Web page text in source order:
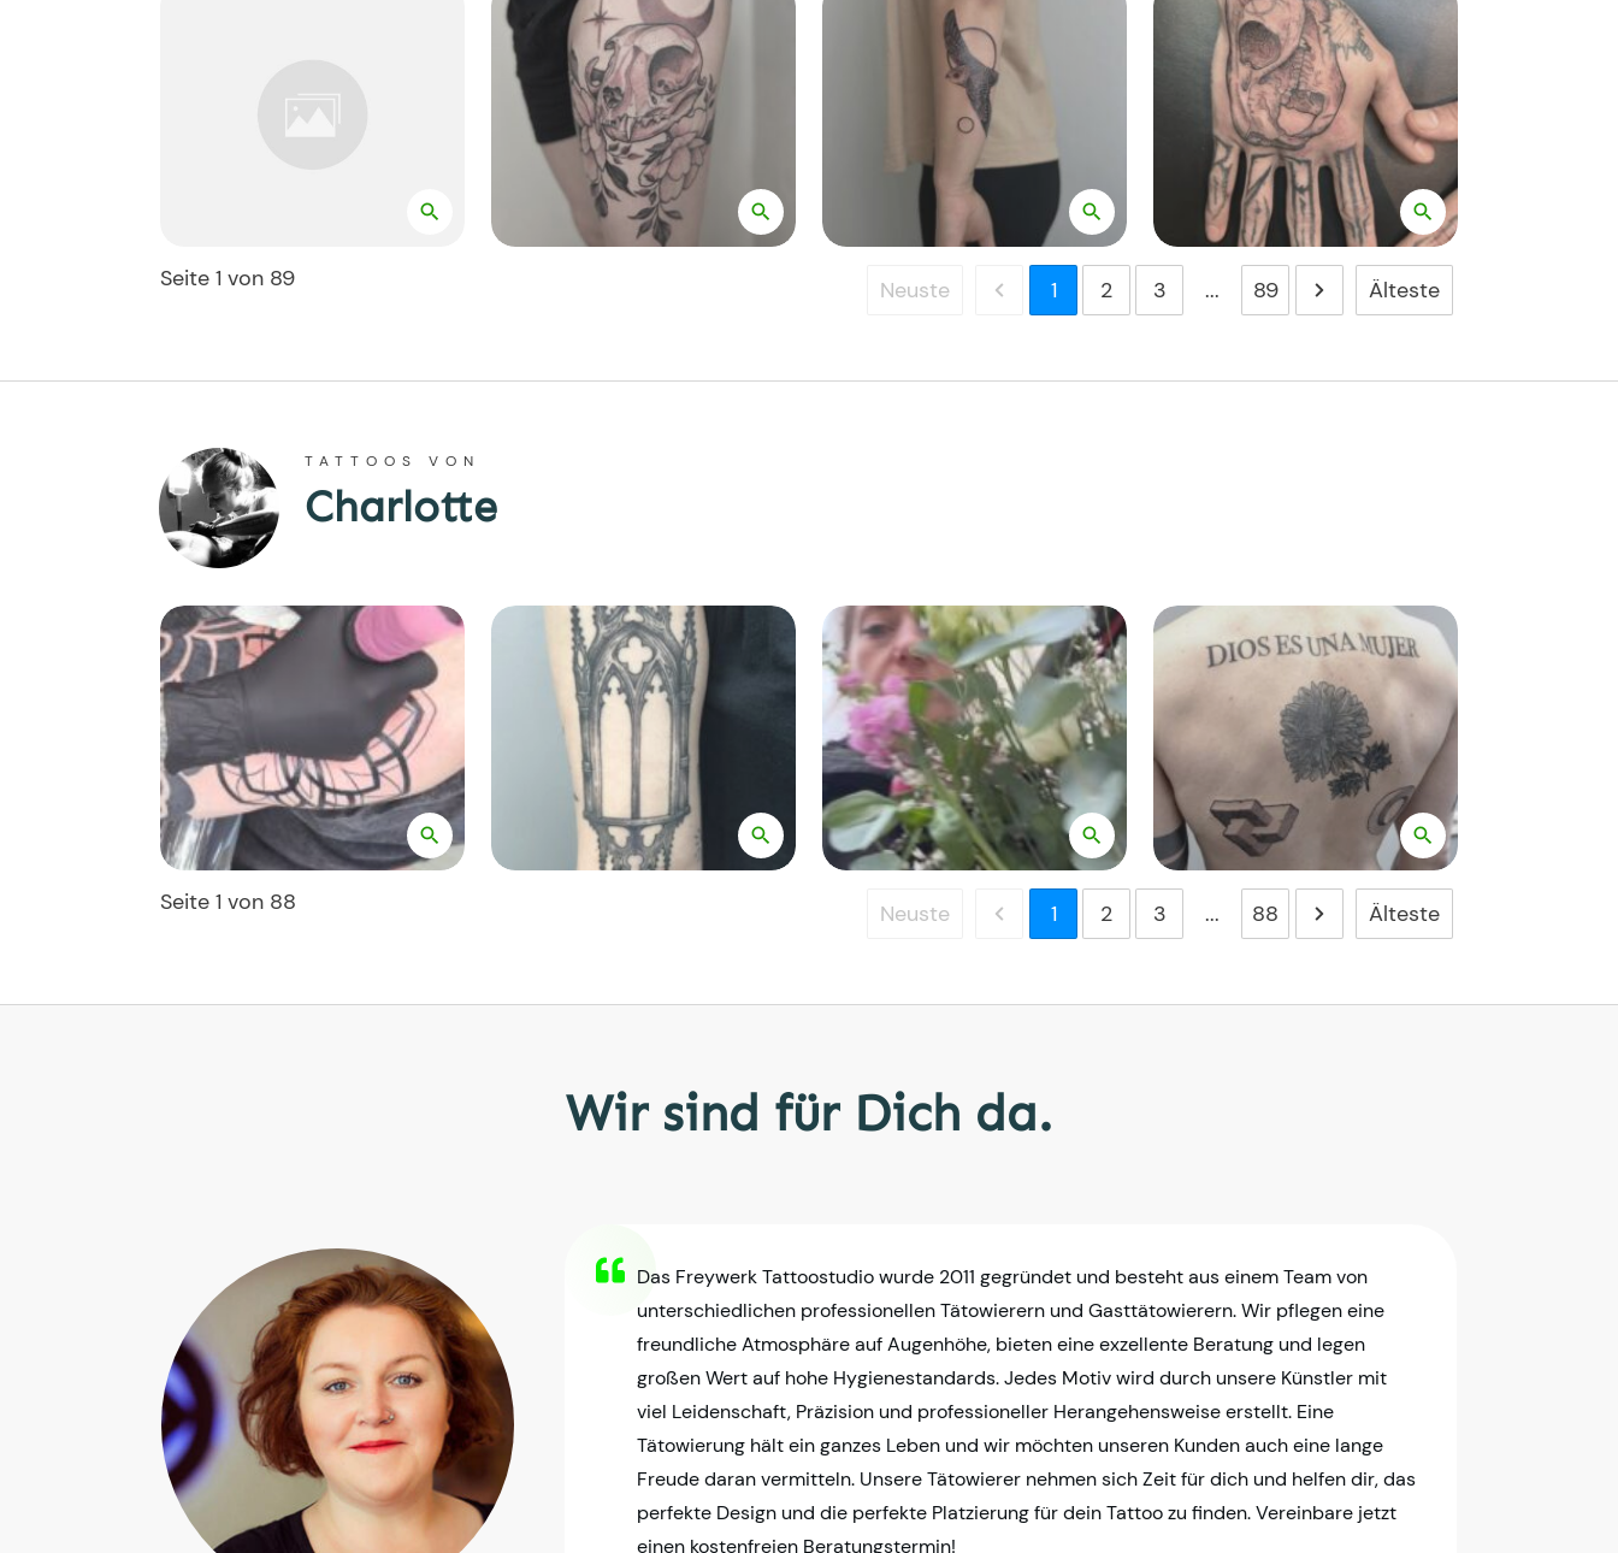
Seite 1 von 89 Neuste 1 2 3 ... 89 Älteste
TATTOOS VON
Charlotte
Seite 1 von 88 Neuste 1 2 3 ... 88 Älteste
Wir sind für Dich da.
Das Freywerk Tattoostudio wurde 2011 gegründet und besteht aus einem Team von
unterschiedlichen professionellen Tätowierern und Gasttätowierern. Wir pflegen eine
freundliche Atmosphäre auf Augenhöhe, bieten eine exzellente Beratung und legen
großen Wert auf hohe Hygienestandards. Jedes Motiv wird durch unsere Künstler mit
viel Leidenschaft, Präzision und professioneller Herangehensweise erstellt. Eine
Tätowierung hält ein ganzes Leben und wir möchten unseren Kunden auch eine lange
Freude daran vermitteln. Unsere Tätowierer nehmen sich Zeit für dich und helfen dir, das
perfekte Design und die perfekte Platzierung für dein Tattoo zu finden. Vereinbare jetzt
einen kostenfreien Beratungstermin!